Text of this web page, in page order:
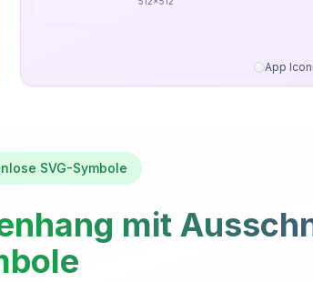
App Icon
SVG-Symbole
mit